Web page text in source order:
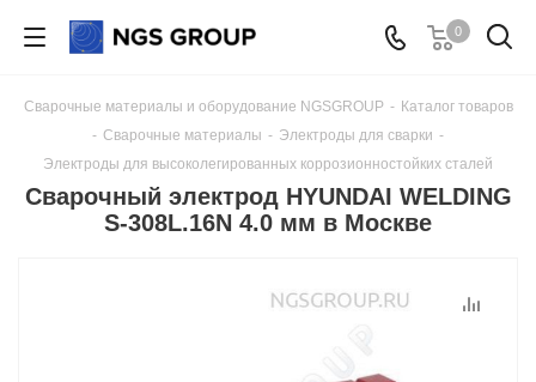
0
Сварочные материалы и оборудование NGSGROUP - Каталог товаров
- Сварочные материалы - Электроды для сварки -
Электроды для высоколегированных коррозионностойких сталей
Сварочный электрод HYUNDAI WELDING
S-308L.16N 4.0 мм в Москве